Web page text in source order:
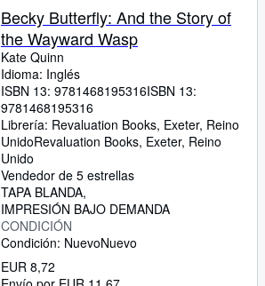
CERRAR
Becky Butterfly: And the Story of
the Wayward Wasp
Kate Quinn
Idioma: Inglés
ISBN 13: 9781468195316ISBN 13:
9781468195316
Librería: Revaluation Books, Exeter, Reino
UnidoRevaluation Books, Exeter, Reino
Unido
Vendedor de 5 estrellas
TAPA BLANDA
IMPRESIÓN BAJO DEMANDA
CONDICIÓN
Condición: NuevoNuevo
EUR 8,72